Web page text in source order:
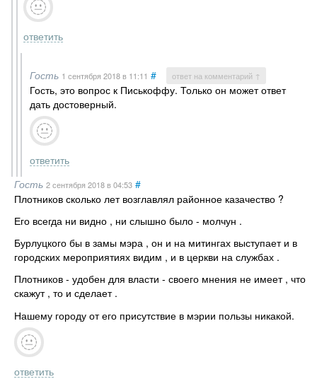
ответить
Гость 1 сентября 2018в 11:11 # ответ на комментарий ↑
Гость, это вопрос к Писькоффу. Только он может ответ
дать достоверный.
ответить
Гость 2 сентября 2018в 04:53 #
Плотников сколько лет возглавлял районное казачество ?
Его всегда ни видно , ни слышно было - молчун .
Бурлуцкого бы в замы мэра , он и на митингах выступает и в
городских мероприятиях видим , и в церкви на службах .
Плотников - удобен для власти - своего мнения не имеет , что
скажут , то и сделает .
Нашему городу от его присутствие в мэрии пользы никакой.
ответить